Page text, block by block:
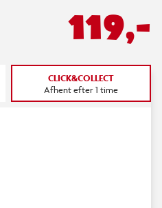
119,-
CLICK&COLLECT
Afhent efter 1 time